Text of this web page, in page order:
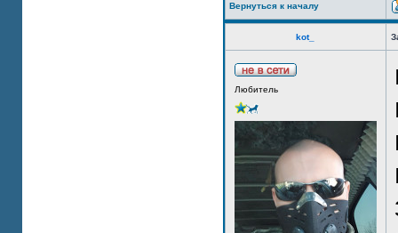
Вернуться к началу
kot_
Любитель